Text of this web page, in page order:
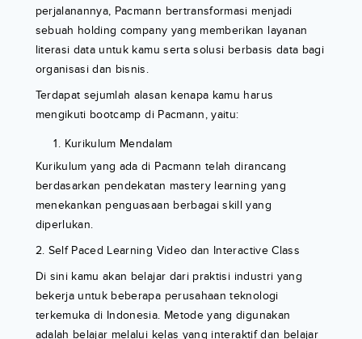
perjalanannya, Pacmann bertransformasi menjadi
sebuah holding company yang memberikan layanan
literasi data untuk kamu serta solusi berbasis data bagi
organisasi dan bisnis.
Terdapat sejumlah alasan kenapa kamu harus
mengikuti bootcamp di Pacmann, yaitu:
Kurikulum Mendalam
Kurikulum yang ada di Pacmann telah dirancang
berdasarkan pendekatan mastery learning yang
menekankan penguasaan berbagai skill yang
diperlukan.
2. Self Paced Learning Video dan Interactive Class
Di sini kamu akan belajar dari praktisi industri yang
bekerja untuk beberapa perusahaan teknologi
terkemuka di Indonesia. Metode yang digunakan
adalah belajar melalui kelas yang interaktif dan belajar